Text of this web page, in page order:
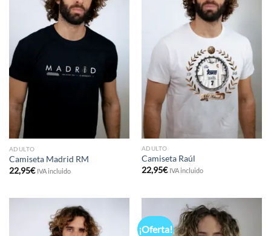
ADULTO
Camiseta Madrid RM
22,95€ IVA incluido
ADULTO
Camiseta Raúl
22,95€ IVA incluido
¡Oferta!